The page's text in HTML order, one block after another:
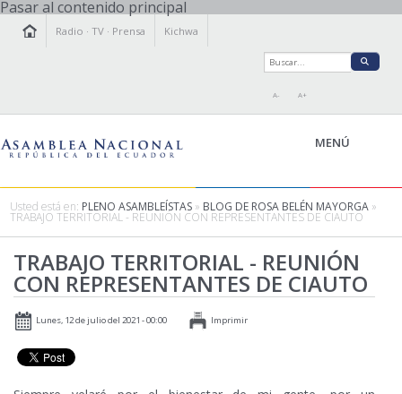
Pasar al contenido principal
Radio ·TV · Prensa Kichwa
A- A+
MENÚ
LEGISLAMOS
FISCALIZAMOS
TRANSPARENCIA
PRENSA
PARTICIPACIÓN
Usted está en: PLENO ASAMBLEÍSTAS » BLOG DE ROSA BELÉN MAYORGA »
TRABAJO TERRITORIAL - REUNIÓN CON REPRESENTANTES DE CIAUTO
TRABAJO TERRITORIAL - REUNIÓN
CON REPRESENTANTES DE CIAUTO
Lunes, 12 de julio del 2021 - 00:00 Imprimir